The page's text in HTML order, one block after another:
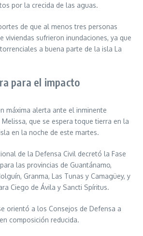
por la crecida de las aguas.
de que al menos tres personas
viviendas sufrieron inundaciones, ya que
a buena parte de la isla La
para el impacto
máxima alerta ante el inminente
que se espera toque tierra en la
en la noche de este martes.
de la Defensa Civil decretó la Fase
las provincias de Guantánamo,
Granma, Las Tunas y Camagüey, y
Ciego de Ávila y Sancti Spíritus.
orientó a los Consejos de Defensa a
composición reducida.